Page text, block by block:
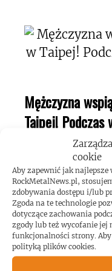
cookie
Aby zapewnić jak
RockMetalNews.pl,
zdobywania dostępu i/lub
Zgoda na te technologie
dotyczące zachowania
zgody lub też wycofanie jej
funkcjonalności strony. Aby
polityką plików cookies.
Mężczyzna
Taipej! Podczas
Kerry King o
pinball!